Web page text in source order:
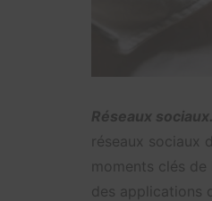
Réseaux sociaux.
réseaux sociaux
moments clés de
des applications